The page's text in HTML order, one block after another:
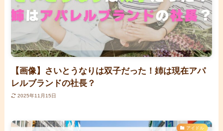
【画像】さいとうなりは双子だった！姉は現在アパ
レルブランドの社長？
2025年11月15日
アイドル